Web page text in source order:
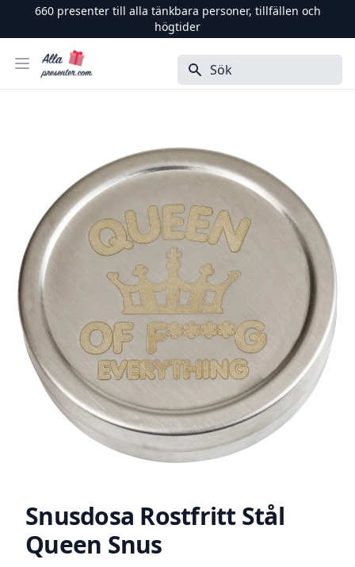
660presenter till alla tänkbara personer, tillfällen och
högtider
Öppna menyn
Alla Presenter Sök
Snusdosa Rostfritt Stål
Queen Snus